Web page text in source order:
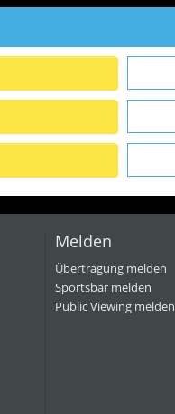
Melden
Übertragung melden
Sportsbar melden
Public Viewing melden